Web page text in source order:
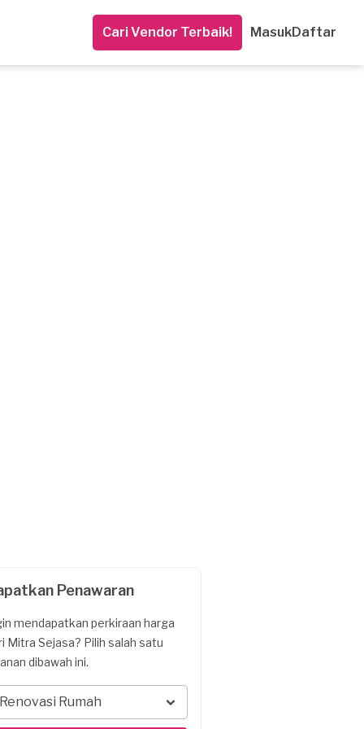
Cari Vendor Terbaik! MasukDaftar
Penawaran
mendapatkan perkiraan harga
Mitra Sejasa? Pilih salah satu
dibawah ini.
Renovasi Rumah